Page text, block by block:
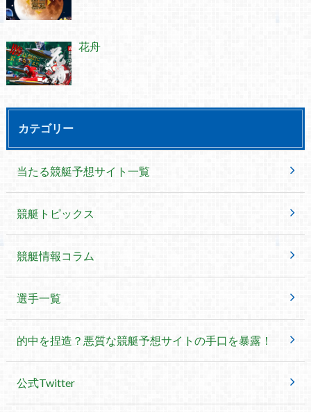
花舟
カテゴリー
当たる競艇予想サイト一覧
競艇トピックス
競艇情報コラム
選手一覧
的中を捏造？悪質な競艇予想サイトの手口を暴露！
公式Twitter